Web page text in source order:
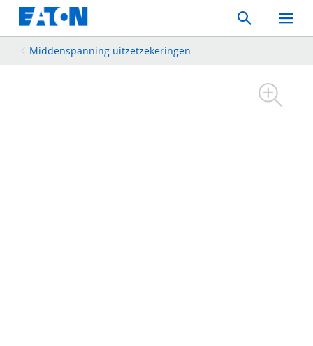
Search
Toggle
Mobile
Middenspanning uitzetzekeringen